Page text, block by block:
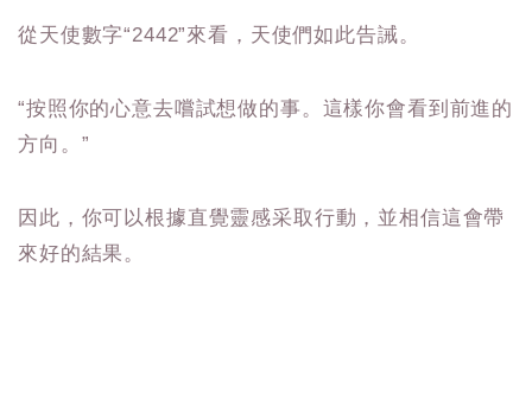
從天使數字“2442”來看，天使們如此告誡。
“按照你的心意去嚐試想做的事。這樣你會看到前進的
方向。”
因此，你可以根據直覺靈感采取行動，並相信這會帶
來好的結果。